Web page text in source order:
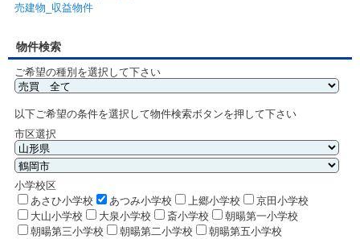
売建物_収益物件
物件検索
ご希望の種別を選択して下さい
以下ご希望の条件を選択して物件検索ボタンを押して下さい
市区選択
小学校区
あさひ小学校
あつみ小学校 上郷小学校
京田小学校
大山小学校
大泉小学校 斎小学校
朝暘第一小学校
朝暘第三小学校
朝暘第二小学校
朝暘第五小学校